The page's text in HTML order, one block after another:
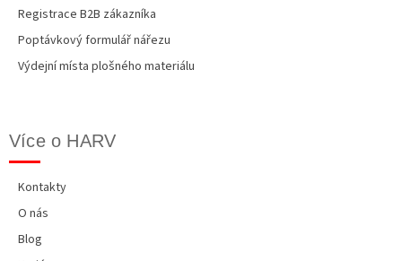
Registrace B2B zákazníka
Poptávkový formulář nářezu
Výdejní místa plošného materiálu
Více o HARV
Kontakty
O nás
Blog